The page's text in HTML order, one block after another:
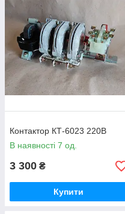
Контактор КТ-6023 220В
В наявності 7 од.
3 300 ₴
Купити